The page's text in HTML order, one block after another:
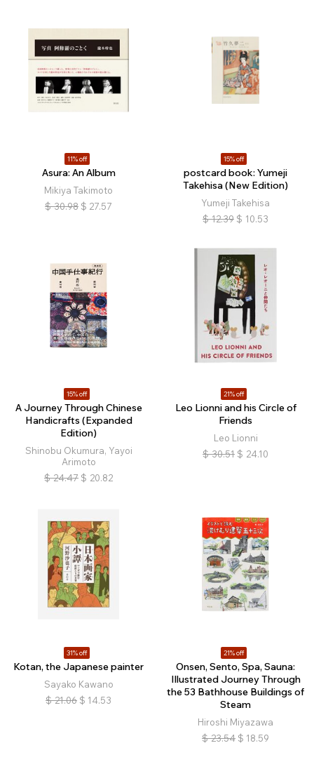
11% off
Asura: An Album
Mikiya Takimoto
$ 30.98 $ 27.57
15% off
postcard book: Yumeji
Takehisa (New Edition)
Yumeji Takehisa
$ 12.39 $ 10.53
15% off
A Journey Through Chinese
Handicrafts (Expanded
Edition)
Shinobu Okumura, Yayoi
Arimoto
$ 24.47 $ 20.82
21% off
Leo Lionni and his Circle of
Friends
Leo Lionni
$ 30.51 $ 24.10
31% off
Kotan, the Japanese painter
Sayako Kawano
$ 21.06 $ 14.53
21% off
Onsen, Sento, Spa, Sauna:
Illustrated Journey Through
the 53 Bathhouse Buildings of
Steam
Hiroshi Miyazawa
$ 23.54 $ 18.59